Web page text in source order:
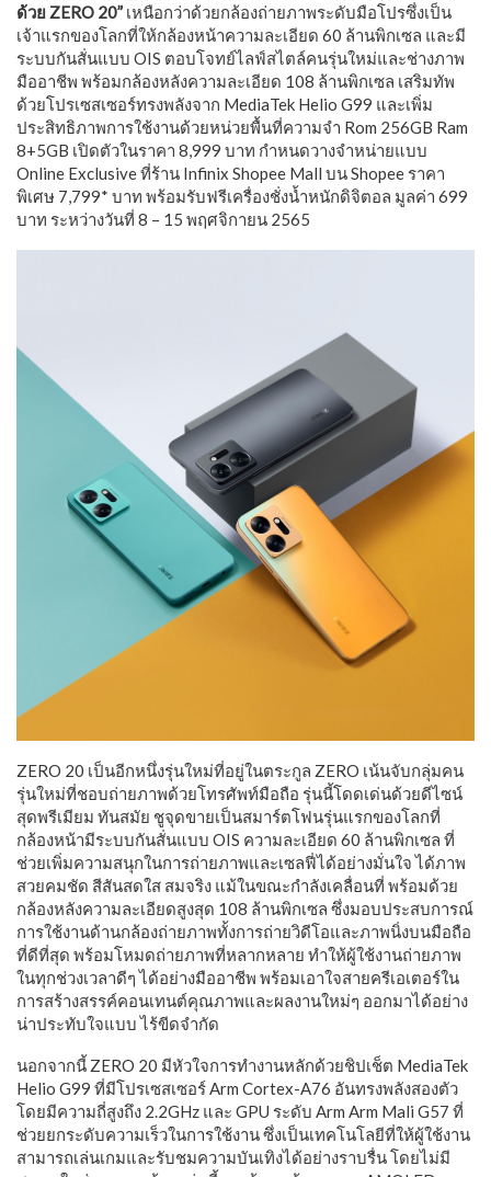
ด้วย ZERO 20” เหนือกว่าด้วยกล้องถ่ายภาพระดับมือโปรซึ่งเป็น
เจ้าแรกของโลกที่ให้กล้องหน้าความละเอียด 60 ล้านพิกเซล และมี
ระบบกันสั่นแบบ OIS ตอบโจทย์ไลฟ์สไตล์คนรุ่นใหม่และช่างภาพ
มืออาชีพ พร้อมกล้องหลังความละเอียด 108 ล้านพิกเซล เสริมทัพ
ด้วยโปรเซสเซอร์ทรงพลังจาก MediaTek Helio G99 และเพิ่ม
ประสิทธิภาพการใช้งานด้วยหน่วยพื้นที่ความจำ Rom 256GB Ram
8+5GB เปิดตัวในราคา 8,999 บาท กำหนดวางจำหน่ายแบบ
Online Exclusive ที่ร้าน Infinix Shopee Mall บน Shopee ราคา
พิเศษ 7,799* บาท พร้อมรับฟรีเครื่องชั่งน้ำหนักดิจิตอล มูลค่า 699
บาท ระหว่างวันที่ 8 – 15 พฤศจิกายน 2565
ZERO 20 เป็นอีกหนึ่งรุ่นใหม่ที่อยู่ในตระกูล ZERO เน้นจับกลุ่มคน
รุ่นใหม่ที่ชอบถ่ายภาพด้วยโทรศัพท์มือถือ รุ่นนี้โดดเด่นด้วยดีไซน์
สุดพรีเมียม ทันสมัย ชูจุดขายเป็นสมาร์ตโฟนรุ่นแรกของโลกที่
กล้องหน้ามีระบบกันสั่นแบบ OIS ความละเอียด 60 ล้านพิกเซล ที่
ช่วยเพิ่มความสนุกในการถ่ายภาพและเซลฟี่ได้อย่างมั่นใจ ได้ภาพ
สวยคมชัด สีสันสดใส สมจริง แม้ในขณะกำลังเคลื่อนที่ พร้อมด้วย
กล้องหลังความละเอียดสูงสุด 108 ล้านพิกเซล ซึ่งมอบประสบการณ์
การใช้งานด้านกล้องถ่ายภาพทั้งการถ่ายวิดีโอและภาพนิ่งบนมือถือ
ที่ดีที่สุด พร้อมโหมดถ่ายภาพที่หลากหลาย ทำให้ผู้ใช้งานถ่ายภาพ
ในทุกช่วงเวลาดีๆ ได้อย่างมืออาชีพ พร้อมเอาใจสายครีเอเตอร์ใน
การสร้างสรรค์คอนเทนต์คุณภาพและผลงานใหม่ๆ ออกมาได้อย่าง
น่าประทับใจแบบ ไร้ขีดจำกัด
นอกจากนี้ ZERO 20 มีหัวใจการทำงานหลักด้วยชิปเช็ต MediaTek
Helio G99 ที่มีโปรเซสเซอร์ Arm Cortex-A76 อันทรงพลังสองตัว
โดยมีความถี่สูงถึง 2.2GHz และ GPU ระดับ Arm Arm Mali G57 ที่
ช่วยยกระดับความเร็วในการใช้งาน ซึ่งเป็นเทคโนโลยีที่ให้ผู้ใช้งาน
สามารถเล่นเกมและรับชมความบันเทิงได้อย่างราบรื่น โดยไม่มี